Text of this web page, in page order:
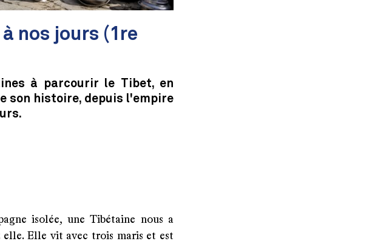
nos jours (1re
à parcourir le Tibet, en
son histoire, depuis l'empire
isolée, une Tibétaine nous a
elle. Elle vit avec trois maris et est